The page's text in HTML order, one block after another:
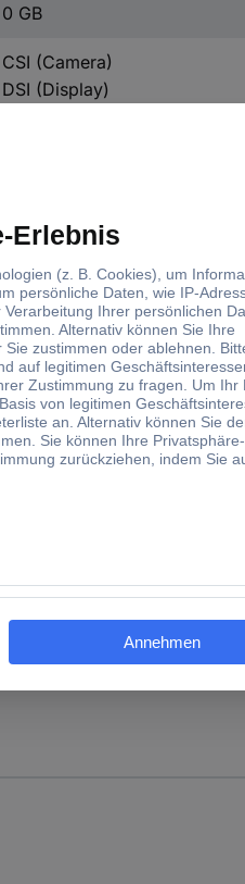
0 GB
CSI (Camera)
DSI (Display)
55 mm
40 mm
4.7 mm